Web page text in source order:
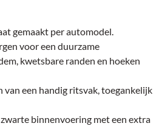
gemaakt per automodel.
voor een duurzame
kwetsbare randen en hoeken
van een handig ritsvak, toegankelijk
binnenvoering met een extra